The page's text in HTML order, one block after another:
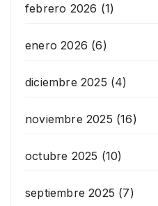
febrero 2026 (1)
enero 2026 (6)
diciembre 2025 (4)
noviembre 2025 (16)
octubre 2025 (10)
septiembre 2025 (7)